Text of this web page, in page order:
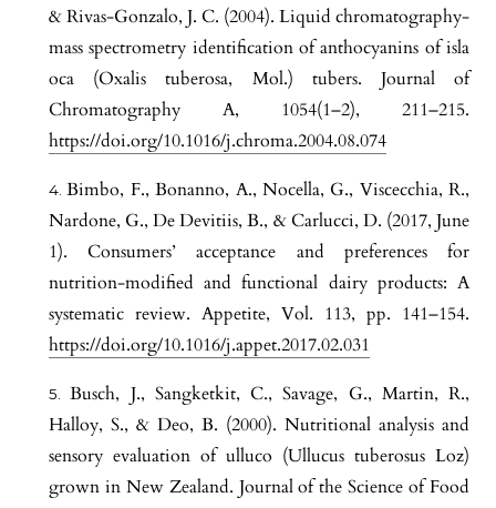
& Rivas-Gonzalo, J. C. (2004). Liquid chromatography-
mass spectrometry identification of anthocyanins of isla
oca (Oxalis tuberosa, Mol.) tubers. Journal of
Chromatography A, 1054(1–2), 211–215.
https://doi.org/10.1016/j.chroma.2004.08.074
Bimbo, F., Bonanno, A., Nocella, G., Viscecchia, R.,
Nardone, G., De Devitiis, B., & Carlucci, D. (2017, June
1). Consumers’ acceptance and preferences for
nutrition-modified and functional dairy products: A
systematic review. Appetite, Vol. 113, pp. 141–154.
https://doi.org/10.1016/j.appet.2017.02.031
Busch, J., Sangketkit, C., Savage, G., Martin, R.,
Halloy, S., & Deo, B. (2000). Nutritional analysis and
sensory evaluation of ulluco (Ullucus tuberosus Loz)
grown in New Zealand. Journal of the Science of Food